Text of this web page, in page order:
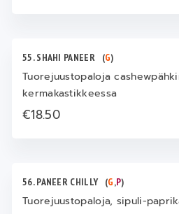
55. SHAHI PANEER (G)
Tuorejuustopaloja
kermakastikkeessa
€18.50
56. PANEER CHILLY (G,P)
Tuorejuustopaloja, sipuli-